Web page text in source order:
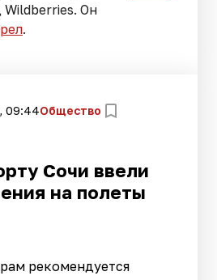
Он
.
09:44Общество
Сочи ввели
на полеты
рекомендуется